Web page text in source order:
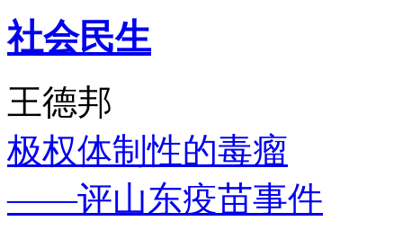
社会民生
王德邦
极权体制性的毒瘤
——评山东疫苗事件